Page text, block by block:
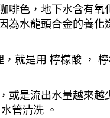
色，地下水含有
水龍頭合金的養
就是用 檸檬酸 ，
是流出水量越來
管清洗 。